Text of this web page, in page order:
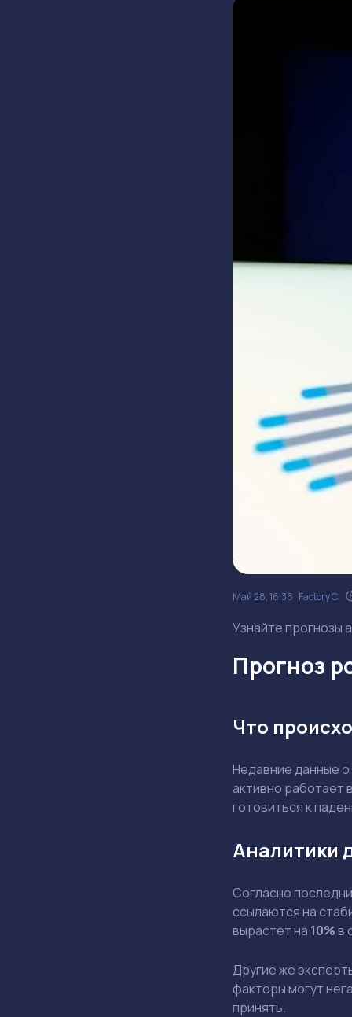
Май 28, 16:36 Factory C.
Узнайте прогнозы
Прогноз
Что
Недавние данные
активно работает
готовиться к
Аналитики
Согласно
ссылаются на
вырастет на 10%в
Другие же
факторы могут
принять.